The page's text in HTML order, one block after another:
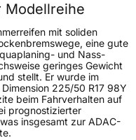
Modellreihe
mit soliden
eine gute
und Nass-
geringes Gewicht
stellt. Er wurde im
225/50 R17 98Y
beim Fahrverhalten auf
prognostizierter
insgesamt zur ADAC-